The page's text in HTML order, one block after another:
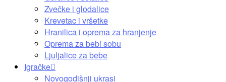
Zvečke i glodalice
Krevetac i vršetke
Hranilica i oprema za hranjenje
Oprema za bebi sobu
Ljuljalice za bebe
Igračke
Novogodišnji ukrasi